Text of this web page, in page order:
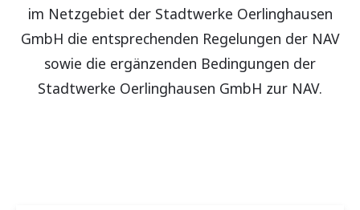
im Netzgebiet der Stadtwerke Oerlinghausen
GmbH die entsprechenden Regelungen der NAV
sowie die ergänzenden Bedingungen der
Stadtwerke Oerlinghausen GmbH zur NAV.